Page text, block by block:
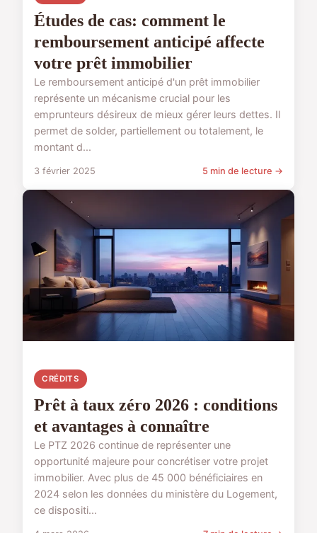
Études de cas: comment le
remboursement anticipé affecte
votre prêt immobilier
Le remboursement anticipé d'un prêt immobilier
représente un mécanisme crucial pour les
emprunteurs désireux de mieux gérer leurs dettes. Il
permet de solder, partiellement ou totalement, le
montant d...
3 février 2025 5 min de lecture →
CRÉDITS
Prêt à taux zéro 2026 : conditions
et avantages à connaître
Le PTZ 2026 continue de représenter une
opportunité majeure pour concrétiser votre projet
immobilier. Avec plus de 45 000 bénéficiaires en
2024 selon les données du ministère du Logement,
ce dispositi...